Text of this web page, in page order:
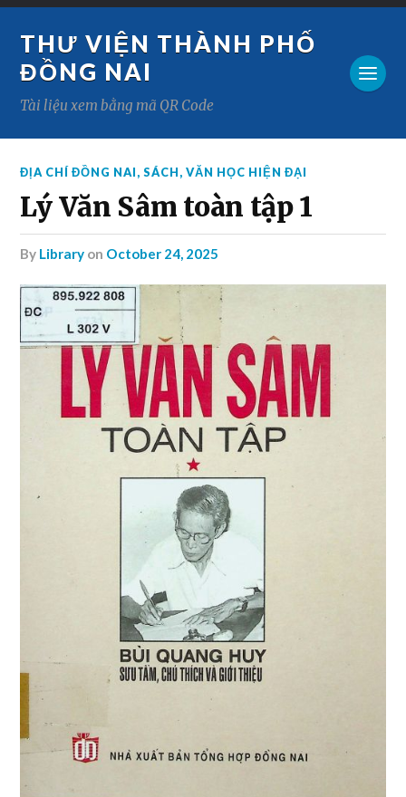
THƯ VIỆN THÀNH PHỐ
ĐỒNG NAI
Tài liệu xem bằng mã QR Code
ĐỊA CHÍ ĐỒNG NAI,SÁCH,VĂN HỌC HIỆN ĐẠI
Lý Văn Sâm toàn tập 1
by Library on October 24, 2025